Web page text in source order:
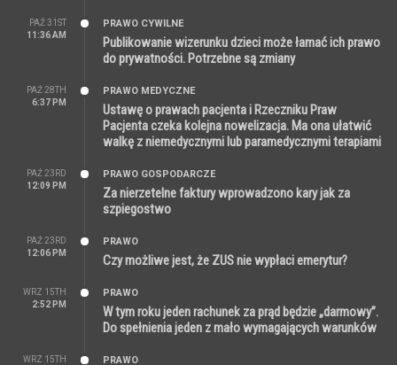
PAŹ 31ST
11:36 AM
PRAWO CYWILNE
Publikowanie wizerunku dzieci może łamać ich prawo
do prywatności. Potrzebne są zmiany
PAŹ 28TH
6:37 PM
PRAWO MEDYCZNE
Ustawę o prawach pacjenta i Rzeczniku Praw
Pacjenta czeka kolejna nowelizacja. Ma ona ułatwić
walkę z niemedycznymi lub paramedycznymi terapiami
PAŹ 23RD
12:09 PM
PRAWO GOSPODARCZE
Za nierzetelne faktury wprowadzono kary jak za
szpiegostwo
PAŹ 23RD
12:06 PM
PRAWO
Czy możliwe jest, że ZUS nie wypłaci emerytur?
WRZ 15TH
2:52 PM
PRAWO
W tym roku jeden rachunek za prąd będzie „darmowy”.
Do spełnienia jeden z mało wymagających warunków
WRZ 15TH
PRAWO